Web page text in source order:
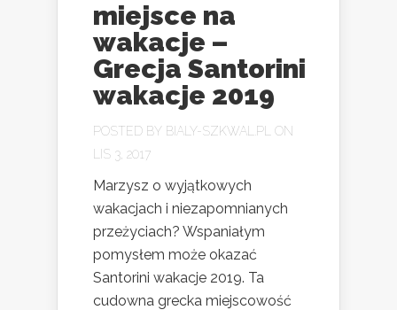
miejsce na
wakacje –
Grecja Santorini
wakacje 2019
POSTED BY BIALY-SZKWAL.PL
ON
LIS 3, 2017
Marzysz o wyjątkowych
wakacjach i niezapomnianych
przeżyciach? Wspaniałym
pomysłem może okazać
Santorini wakacje 2019. Ta
cudowna grecka miejscowość